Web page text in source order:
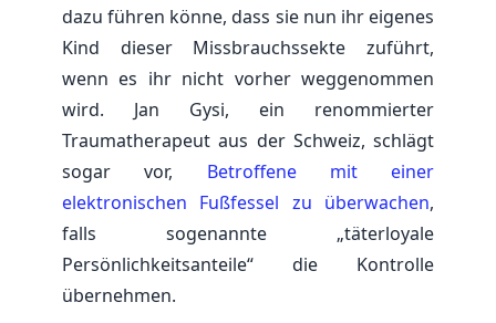
dazu führen könne, dass sie nun ihr eigenes
Kind dieser Missbrauchssekte zuführt,
wenn es ihr nicht vorher weggenommen
wird. Jan Gysi, ein renommierter
Traumatherapeut aus der Schweiz, schlägt
sogar vor, Betroffene mit einer
elektronischen Fußfessel zu überwachen,
falls sogenannte „täterloyale
Persönlichkeitsanteile“ die Kontrolle
übernehmen.